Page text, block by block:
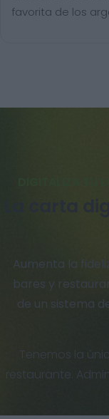
favorita de los
Aumenta la
bares y
de un sistema
Tenemos la
restaurante.